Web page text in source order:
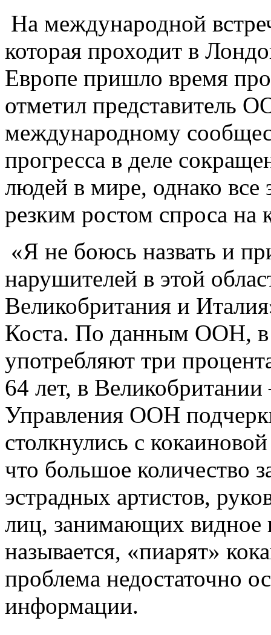
На международной
которая проходит в
Европе пришло время
отметил представитель
международному
прогресса в деле
людей в мире, однако все
резким ростом спроса на
«Я не боюсь назвать и
нарушителей в этой
Великобритания и
Коста. По данным ООН, в
употребляют три
64 лет, в
Управления ООН
столкнулись с
что большое количество
эстрадных артистов,
лиц, занимающих видное
называется, «пиарят»
проблема недостаточно
информации.